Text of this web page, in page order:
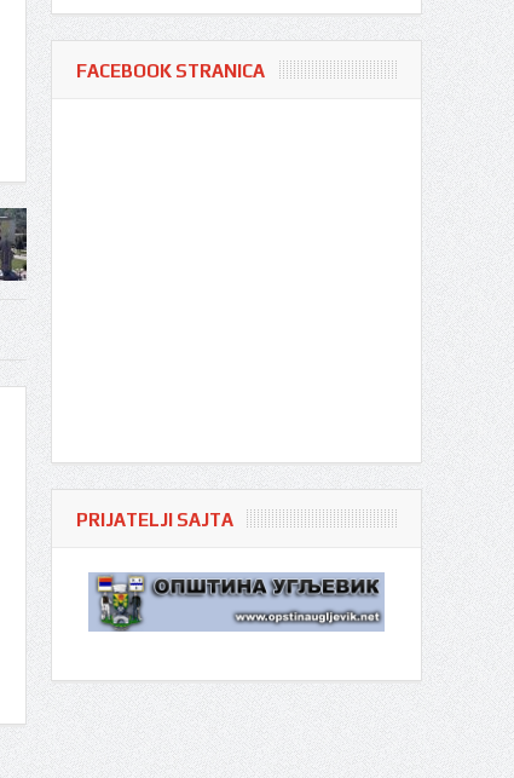
FACEBOOK STRANICA
PRIJATELJI SAJTA